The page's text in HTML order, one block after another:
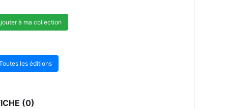
à ma collection
les éditions
(0)